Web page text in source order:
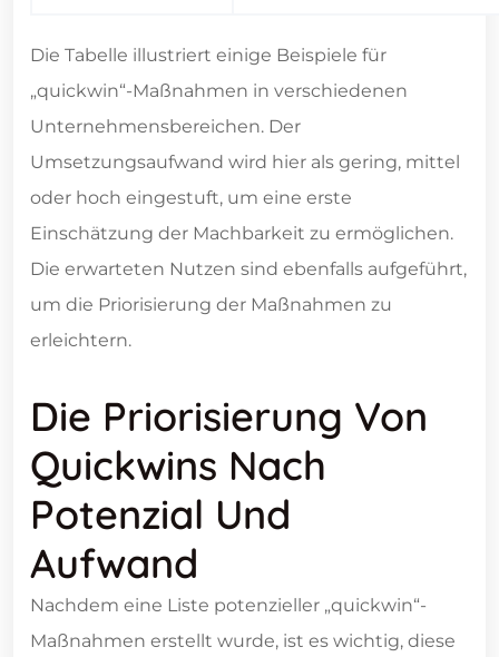
Die Tabelle illustriert einige Beispiele für
„quickwin“-Maßnahmen in verschiedenen
Unternehmensbereichen. Der
Umsetzungsaufwand wird hier als gering, mittel
oder hoch eingestuft, um eine erste
Einschätzung der Machbarkeit zu ermöglichen.
Die erwarteten Nutzen sind ebenfalls aufgeführt,
um die Priorisierung der Maßnahmen zu
erleichtern.
Die Priorisierung Von
Quickwins Nach
Potenzial Und
Aufwand
Nachdem eine Liste potenzieller „quickwin“-
Maßnahmen erstellt wurde, ist es wichtig, diese